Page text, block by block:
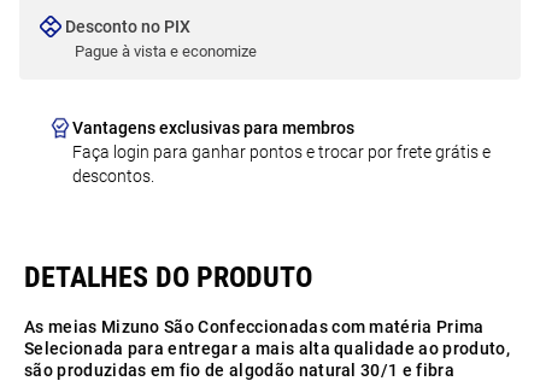
Desconto no PIX
Pague à vista e economize
Vantagens exclusivas para membros
Faça login para ganhar pontos e trocar por frete grátis e
descontos.
As meias Mizuno São Confeccionadas com matéria Prima
Selecionada para entregar a mais alta qualidade ao produto,
são produzidas em fio de algodão natural 30/1 e fibra